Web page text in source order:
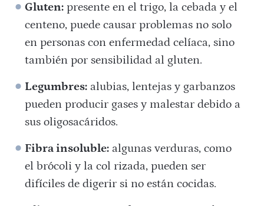
Gluten: presente en el trigo, la cebada y el
centeno, puede causar problemas no solo
en personas con enfermedad celíaca, sino
también por sensibilidad al gluten.
Legumbres: alubias, lentejas y garbanzos
pueden producir gases y malestar debido a
sus oligosacáridos.
Fibra insoluble: algunas verduras, como
el brócoli y la col rizada, pueden ser
difíciles de digerir si no están cocidas.